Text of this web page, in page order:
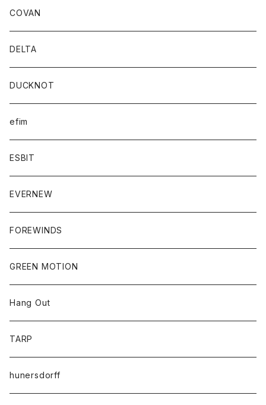
COVAN
DELTA
DUCKNOT
efim
ESBIT
EVERNEW
FOREWINDS
GREEN MOTION
Hang Out
TARP
hunersdorff